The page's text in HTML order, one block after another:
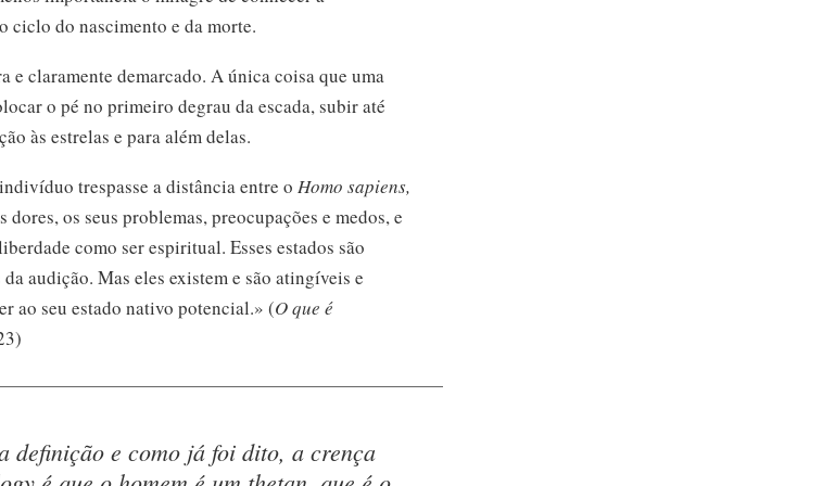
ciclo do nascimento e da morte.
e claramente demarcado. A única coisa que uma
o pé no primeiro degrau da escada, subir até
às estrelas e para além delas.
trespasse a distância entre o Homo sapiens,
dores, os seus problemas, preocupações e medos, e
como ser espiritual. Esses estados são
audição. Mas eles existem e são atingíveis e
ao seu estado nativo potencial.» (O que é
definição e como já foi dito, a crença